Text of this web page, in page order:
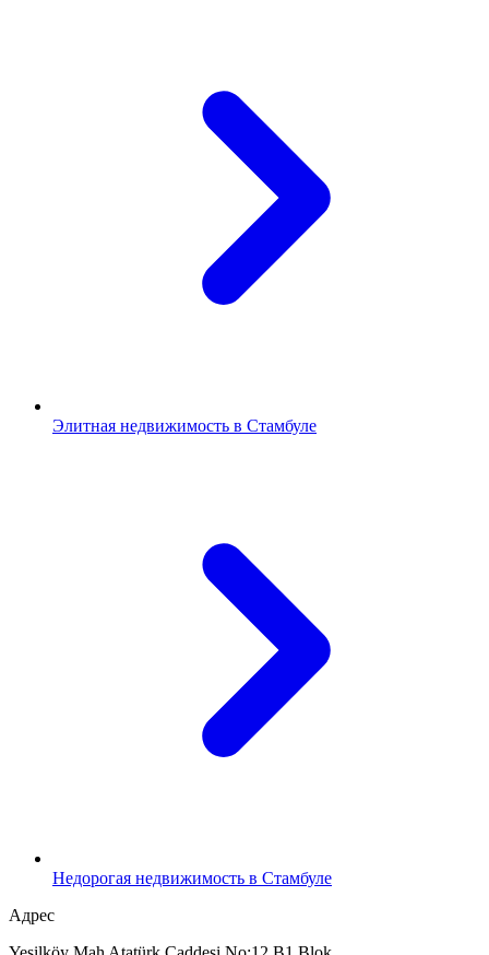
Элитная недвижимость в Стамбуле
Недорогая недвижимость в Стамбуле
Адрес